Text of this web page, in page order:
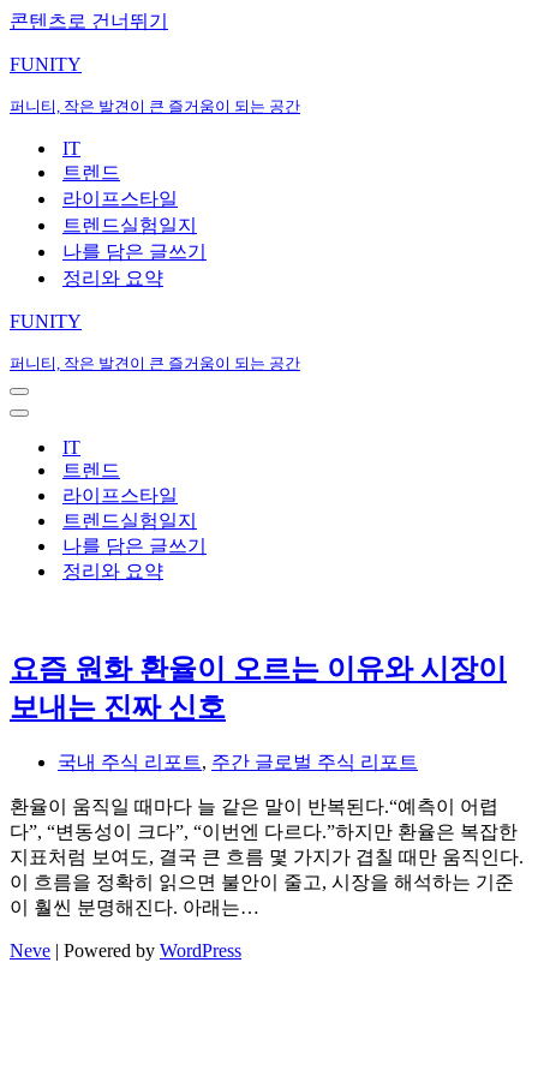
콘텐츠로 건너뛰기
FUNITY
퍼니티, 작은 발견이 큰 즐거움이 되는 공간
IT
트렌드
라이프스타일
트렌드실험일지
나를 담은 글쓰기
정리와 요약
FUNITY
퍼니티, 작은 발견이 큰 즐거움이 되는 공간
내
비
내
IT
트렌드
라이프스타일
트렌드실험일지
나를 담은 글쓰기
정리와 요약
요즘 원화 환율이 오르는 이유와 시장이
보내는 진짜 신호
국내 주식 리포트, 주간 글로벌 주식 리포트
환율이 움직일 때마다 늘 같은 말이 반복된다.“예측이 어렵
다”, “변동성이 크다”, “이번엔 다르다.”하지만 환율은 복잡한
지표처럼 보여도, 결국 큰 흐름 몇 가지가 겹칠 때만 움직인다.
이 흐름을 정확히 읽으면 불안이 줄고, 시장을 해석하는 기준
이 훨씬 분명해진다. 아래는…
Neve | Powered by WordPress